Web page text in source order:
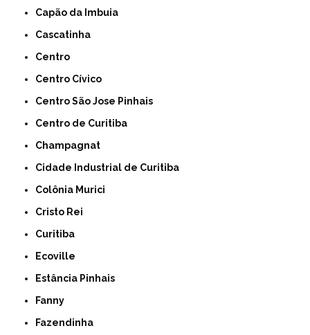
Capão da Imbuia
Cascatinha
Centro
Centro Cívico
Centro São Jose Pinhais
Centro de Curitiba
Champagnat
Cidade Industrial de Curitiba
Colônia Murici
Cristo Rei
Curitiba
Ecoville
Estância Pinhais
Fanny
Fazendinha